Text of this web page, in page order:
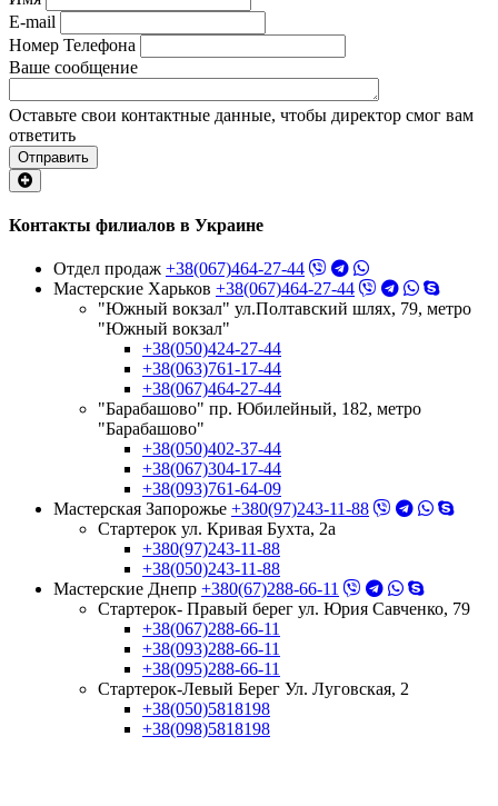
E-mail
Номер Телефона
Ваше сообщение
Оставьте свои контактные данные, чтобы директор смог вам
ответить
Отправить
Контакты филиалов в Украине
Отдел продаж +38(067)464-27-44
Мастерские Харьков +38(067)464-27-44
"Южный вокзал" ул.Полтавский шлях, 79, метро
"Южный вокзал"
+38(050)424-27-44
+38(063)761-17-44
+38(067)464-27-44
"Барабашово" пр. Юбилейный, 182, метро
"Барабашово"
+38(050)402-37-44
+38(067)304-17-44
+38(093)761-64-09
Мастерская Запорожье +380(97)243-11-88
Стартерок ул. Кривая Бухта, 2а
+380(97)243-11-88
+38(050)243-11-88
Мастерские Днепр +380(67)288-66-11
Стартерок- Правый берег ул. Юрия Савченко, 79
+38(067)288-66-11
+38(093)288-66-11
+38(095)288-66-11
Стартерок-Левый Берег Ул. Луговская, 2
+38(050)5818198
+38(098)5818198